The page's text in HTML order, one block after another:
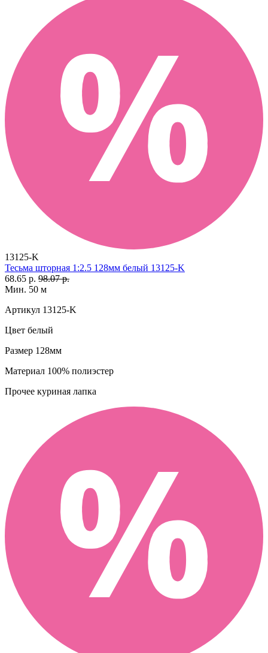
13125-K
Тесьма шторная 1:2.5 128мм белый 13125-K
68.65 р. 98.07 р.
Мин. 50 м
Артикул 13125-K
Цвет белый
Размер 128мм
Материал 100% полиэстер
Прочее куриная лапка